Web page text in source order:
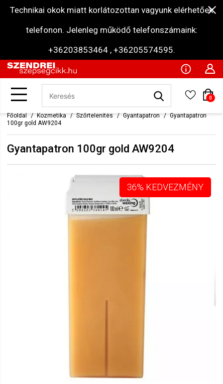
Technikai okok miatt korlátozottan vagyunk elérhetőek
telefonon. Jelenleg működő telefonszámaink:
+36203853464 , +36205574595.
0
Főoldal Kozmetika Szőrtelenítés Gyantapatron
Gyantapatron
100gr gold AW9204
Gyantapatron 100gr gold AW9204
36% KEDVEZMÉNY